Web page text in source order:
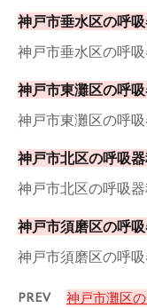
神戸市垂水区の呼
神戸市垂水区の呼
神戸市東灘区の呼
神戸市東灘区の呼
神戸市北区の呼吸
神戸市北区の呼吸
神戸市須磨区の呼
神戸市須磨区の呼
PREV 神戸市灘区